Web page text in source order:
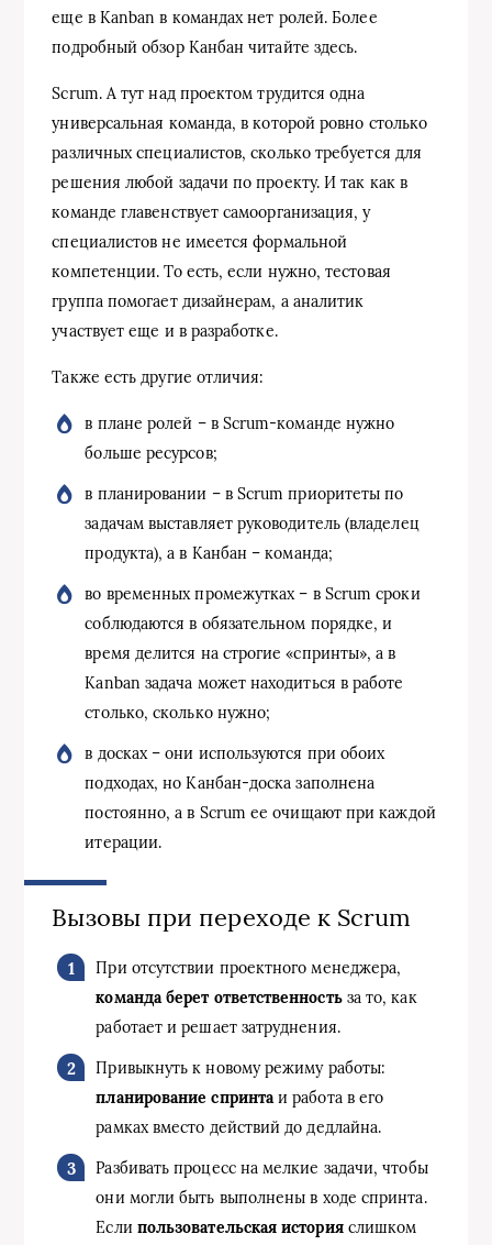
еще в Kanban в командах нет ролей. Более
подробный обзор Канбан читайте здесь.
Scrum. А тут над проектом трудится одна
универсальная команда, в которой ровно столько
различных специалистов, сколько требуется для
решения любой задачи по проекту. И так как в
команде главенствует самоорганизация, у
специалистов не имеется формальной
компетенции. То есть, если нужно, тестовая
группа помогает дизайнерам, а аналитик
участвует еще и в разработке.
Также есть другие отличия:
в плане ролей – в Scrum-команде нужно
больше ресурсов;
в планировании – в Scrum приоритеты по
задачам выставляет руководитель (владелец
продукта), а в Канбан – команда;
во временных промежутках – в Scrum сроки
соблюдаются в обязательном порядке, и
время делится на строгие «спринты», а в
Kanban задача может находиться в работе
столько, сколько нужно;
в досках – они используются при обоих
подходах, но Канбан-доска заполнена
постоянно, а в Scrum ее очищают при каждой
итерации.
Вызовы при переходе к Scrum
При отсутствии проектного менеджера,
команда берет ответственностьза то, как
работает и решает затруднения.
Привыкнуть к новому режиму работы:
планирование спринтаи работа в его
рамках вместо действий до дедлайна.
Разбивать процесс на мелкие задачи, чтобы
они могли быть выполнены в ходе спринта.
Если пользовательская историяслишком